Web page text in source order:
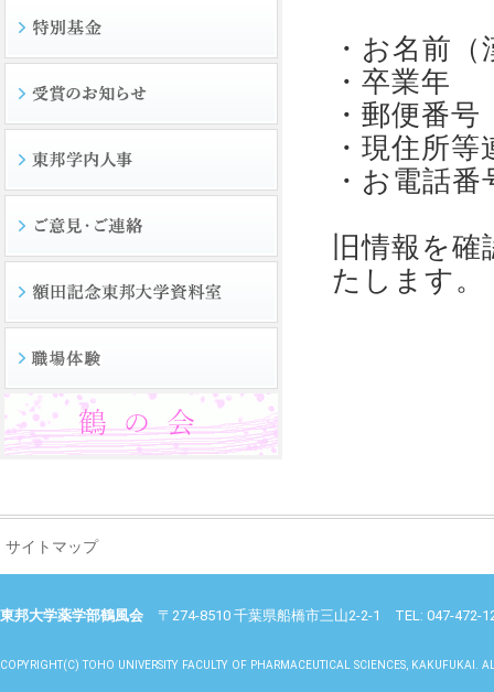
・お名前
・卒業年
・郵便番号
・現住所等
・お電話番
旧情報を
たします。
サイトマップ
東邦大学薬学部鶴風会 〒274-8510 千葉県船橋市三山2-2-1 TEL: 047-472-
COPYRIGHT(C) TOHO UNIVERSITY FACULTY OF PHARMACEUTICAL SCIENCES, KAKUFUKAI.